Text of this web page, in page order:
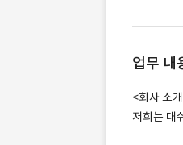
업무 내
<회사 소
저희는 대